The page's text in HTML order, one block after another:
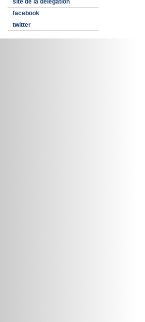
site de la délégation
facebook
twitter